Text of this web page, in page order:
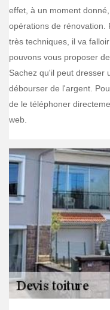
effet, à un moment
opérations de rénovation.
très techniques, il va
pouvons vous proposer
Sachez qu'il peut dresser
débourser de l'argent.
de le téléphoner
web.